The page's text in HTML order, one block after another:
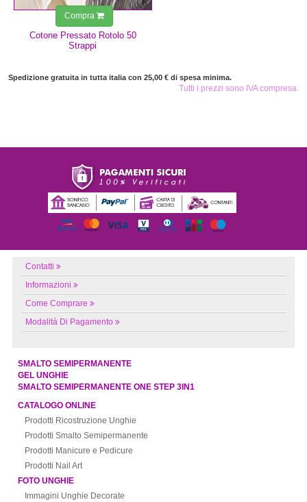
Cotone Pressato Rotolo 50
Strappi
Compra
Spedizione gratuita in tutta italia con 25,00 € di spesa minima.
Tutti i prezzi sono IVA compresa.
Contatti
Informazioni
Come Comprare
Modalità Di Pagamento
SMALTO SEMIPERMANENTE
GEL UNGHIE
SMALTO SEMIPERMANENTE ONE STEP 3IN1
CATALOGO ONLINE
Prodotti Ricostruzione Unghie
Prodotti Smalto Semipermanente
Prodotti Manicure e Pedicure
Prodotti Nail Art
FOTO UNGHIE
Immagini Unghie Decorate